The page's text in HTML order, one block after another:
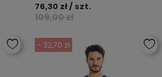
109,00 zł
76,30 zł / szt.
- 32,70 zł